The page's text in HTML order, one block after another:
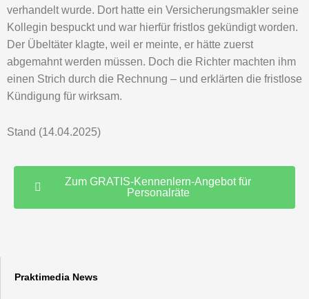
verhandelt wurde. Dort hatte ein Versicherungsmakler seine
Kollegin bespuckt und war hierfür fristlos gekündigt worden.
Der Übeltäter klagte, weil er meinte, er hätte zuerst
abgemahnt werden müssen. Doch die Richter machten ihm
einen Strich durch die Rechnung – und erklärten die fristlose
Kündigung für wirksam.
Stand (14.04.2025)
Zum GRATIS-Kennenlern-Angebot für
Personalräte
Praktimedia News